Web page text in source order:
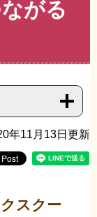
がる
年11月13日更新
スクー